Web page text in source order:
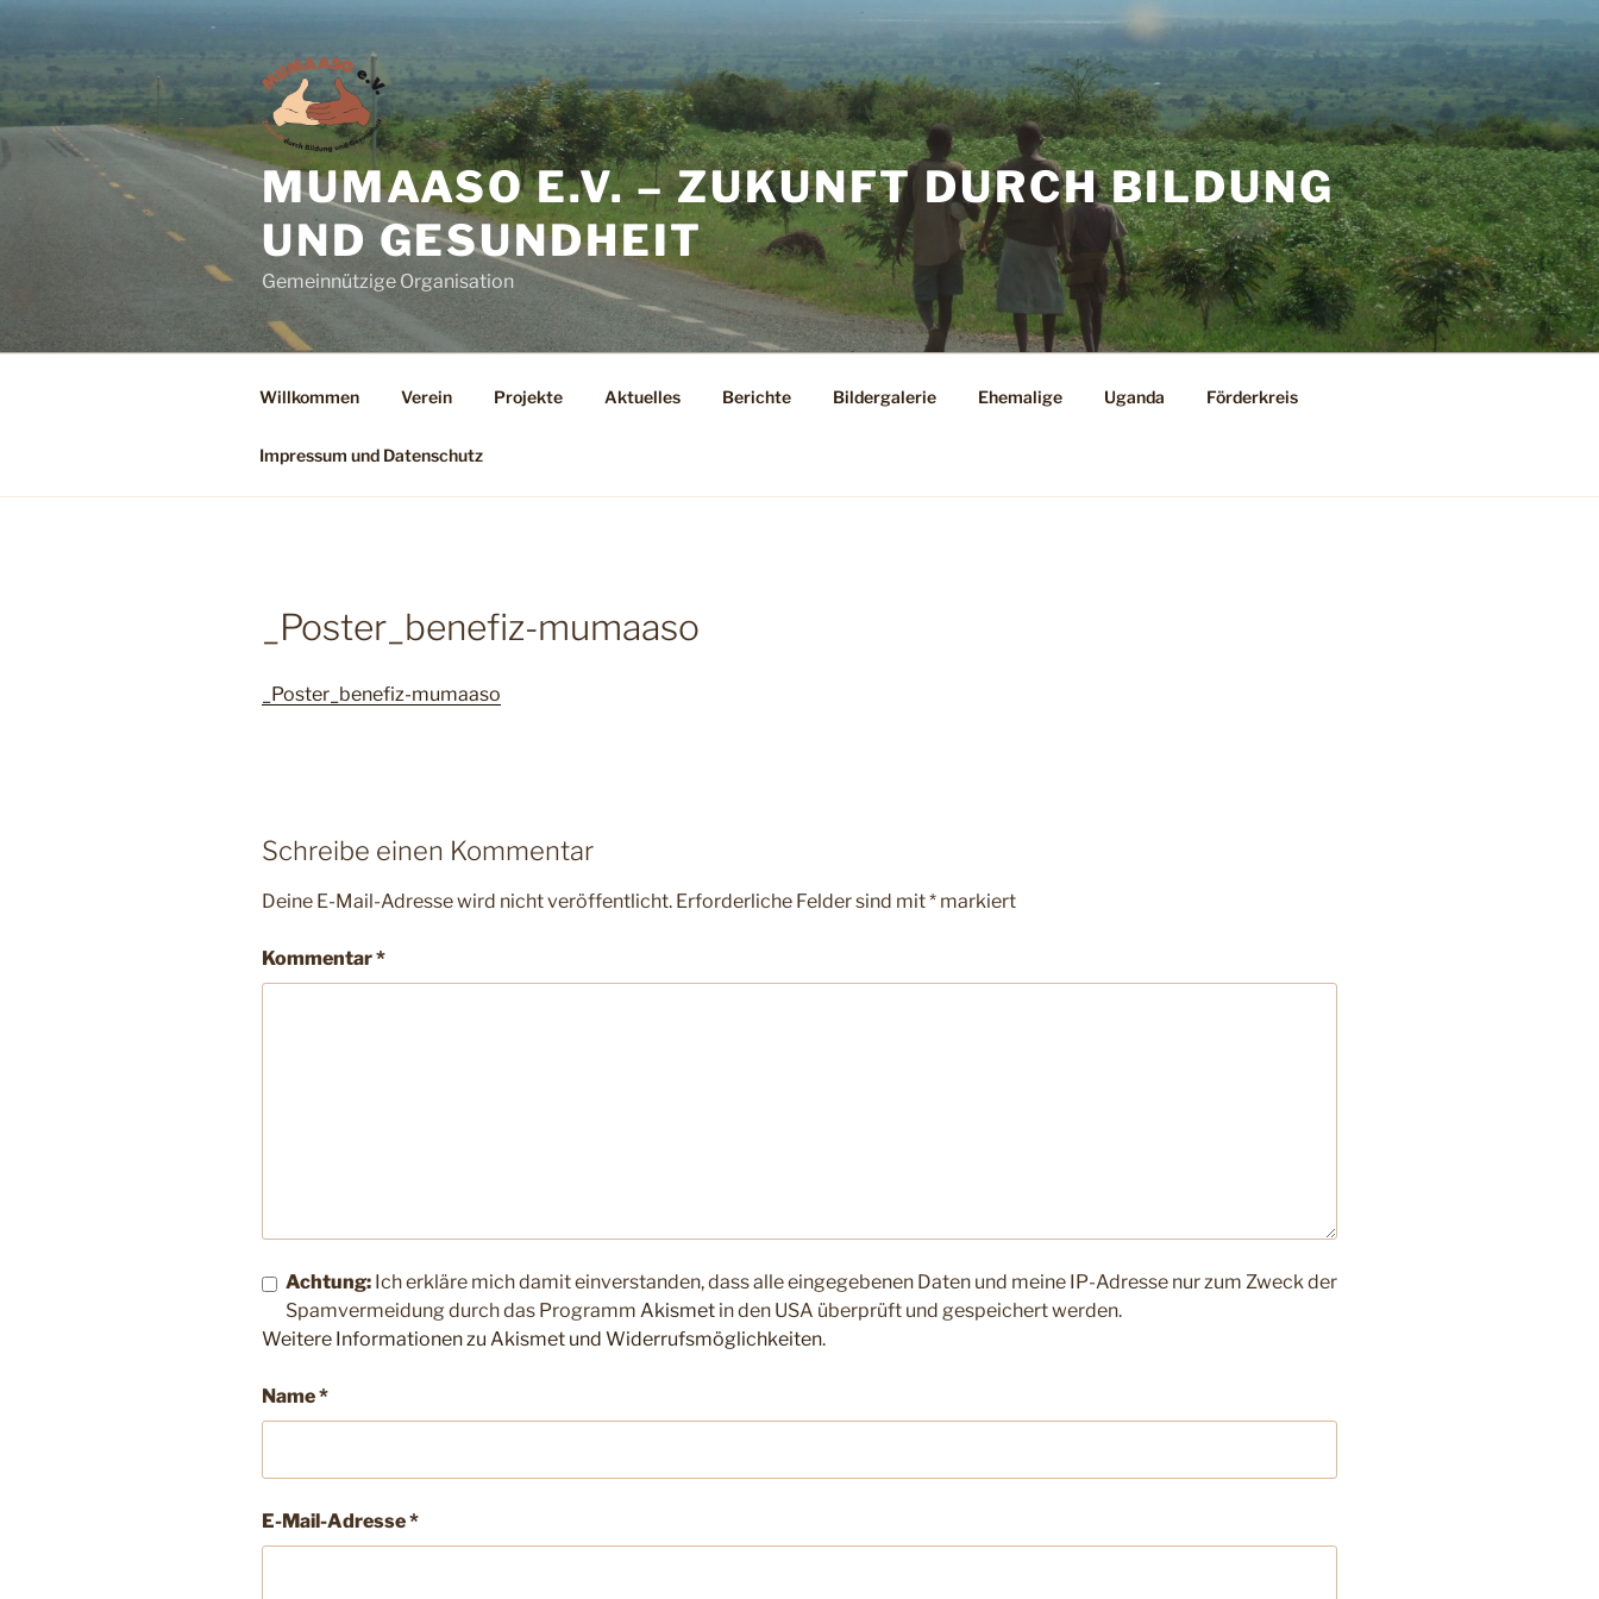
Zum
springen
MUMAASO E.V. – ZUKUNFT DURCH BILDUNG
UND GESUNDHEIT
Gemeinnützige Organisation
Willkommen Verein Projekte Aktuelles Berichte Bildergalerie Ehemalige Uganda Förderkreis
Impressum und Datenschutz
_Poster_benefiz-mumaaso
_Poster_benefiz-mumaaso
Schreibe einen Kommentar
Deine E-Mail-Adresse wird nicht veröffentlicht. Erforderliche Felder sind mit* markiert
Kommentar*
Achtung: Ich erkläre mich damit einverstanden, dass alle eingegebenen Daten und meine IP-Adresse nur zum Zweck der
Spamvermeidung durch das Programm Akismet in den USA überprüft und gespeichert werden.
Weitere Informationen zu Akismet und Widerrufsmöglichkeiten.
Name*
E-Mail-Adresse*